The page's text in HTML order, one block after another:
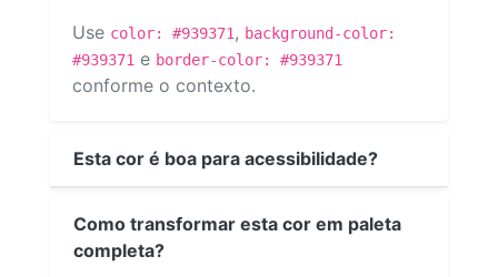
Use color: #939371, background-color:
#939371 e border-color: #939371
conforme o contexto.
Esta cor é boa para acessibilidade?
Como transformar esta cor em paleta
completa?